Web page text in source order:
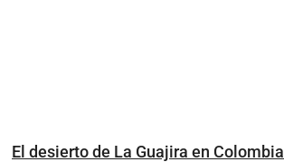
El desierto de La Guajira en Colombia